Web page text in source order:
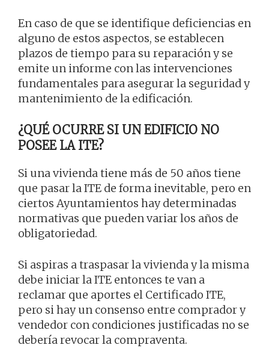
En caso de que se identifique deficiencias en
alguno de estos aspectos, se establecen
plazos de tiempo para su reparación y se
emite un informe con las intervenciones
fundamentales para asegurar la seguridad y
mantenimiento de la edificación.
¿QUÉ OCURRE SI UN EDIFICIO NO
POSEE LA ITE?
Si una vivienda tiene más de 50 años tiene
que pasar la ITE de forma inevitable, pero en
ciertos Ayuntamientos hay determinadas
normativas que pueden variar los años de
obligatoriedad.
Si aspiras a traspasar la vivienda y la misma
debe iniciar la ITE entonces te van a
reclamar que aportes el Certificado ITE,
pero si hay un consenso entre comprador y
vendedor con condiciones justificadas no se
debería revocar la compraventa.